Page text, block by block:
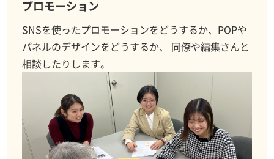
プロモーション
SNSを使ったプロモーションをどうするか、POPや
パネルのデザインをどうするか、 同僚や編集さんと
相談したりします。